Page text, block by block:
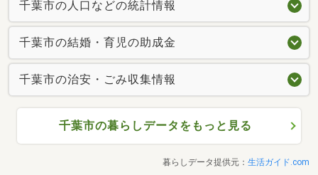
千葉市の人口などの統計情報
千葉市の結婚・育児の助成金
千葉市の治安・ごみ収集情報
千葉市の暮らしデータをもっと見る
暮らしデータ提供元： 生活ガイド.com